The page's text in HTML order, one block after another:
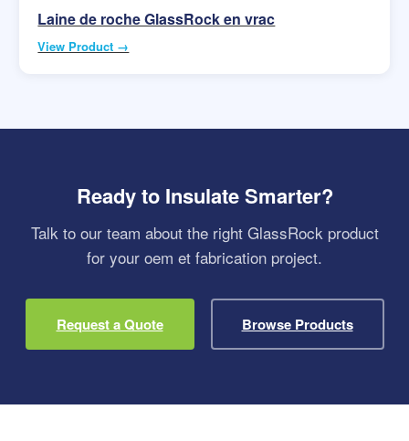
Laine de roche GlassRock en vrac
View Product →
Ready to Insulate Smarter?
Talk to our team about the right GlassRock product
for your oem et fabrication project.
Request a Quote Browse Products